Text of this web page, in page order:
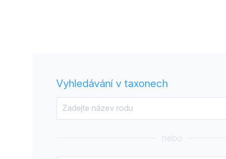
Vyhledávání v taxonech
nebo